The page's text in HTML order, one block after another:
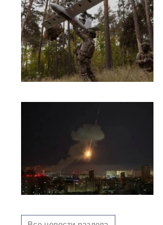
Термобарический
"будильник" для ВСУ: ВС РФ
ударили по Одессе и
ЗапорожьюВИДЕО
Зеленский объявил о
«специальной санкционной
Иск о снятии «Яблока» с
выборов обосновали фото
Бони, кадрами из «Войны и
мира» и «вокзалом»
В Екатеринбурге склад
Wildberries загорелся после
атаки БПЛА ВСУВИДЕО
министра обороны после